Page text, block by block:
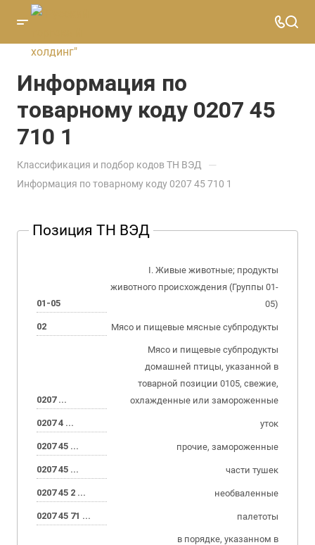
Информация по
товарному коду 0207 45
710 1
Классификация и подбор кодов ТН ВЭД —
Информация по товарному коду 0207 45 710 1
Позиция ТН ВЭД
01-05
I. Живые животные; продукты
животного происхождения (Группы 01-
05)
02 Мясо и пищевые мясные субпродукты
0207 ...
Мясо и пищевые субпродукты
домашней птицы, указанной в
товарной позиции 0105, свежие,
охлажденные или замороженные
0207 4 ... уток
0207 45 ... прочие, замороженные
0207 45 ... части тушек
0207 45 2 ... необваленные
0207 45 71 ... палетоты
в порядке, указанном в